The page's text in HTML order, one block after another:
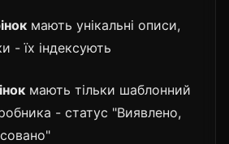
мають унікальні описи,
- їх індексують
мають тільки шаблонний
- статус "Виявлено,